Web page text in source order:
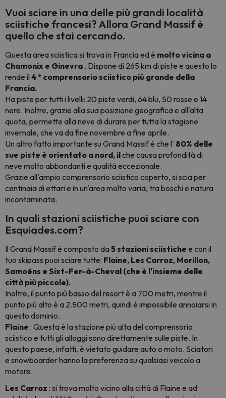
Vuoi sciare in una delle più grandi località
sciistiche francesi? Allora Grand Massifè
quello che stai cercando.
Questa area sciistica si trova in Francia ed è molto vicina a
Chamonix e Ginevra . Dispone di 265 km di piste e questo lo
rende il 4 ° comprensorio sciistico più grande della
Francia.
Ha piste per tutti i livelli: 20 piste verdi, 64 blu, 50 rosse e 14
nere. Inoltre, grazie alla sua posizione geografica e all'alta
quota, permette alla neve di durare per tutta la stagione
invernale, che va da fine novembre a fine aprile.
Un altro fatto importante su Grand Massif è che l' 80% delle
sue piste è orientato a nord, ilche causa profondità di
neve molto abbondanti e qualità eccezionale.
Grazie all'ampio comprensorio sciistico coperto, si scia per
centinaia di ettari e in un'area molto varia, tra boschi e natura
incontaminata.
In quali stazioni sciistiche puoi sciare con
Esquiades.com?
Il Grand Massif è composto da5 stazioni sciistiche e con il
tuo skipass puoi sciare tutte: Flaine, Les Carroz, Morillon,
Samoëns e Sixt-Fer-à-Cheval (che è l'insieme delle
città più piccole).
Inoltre, il punto più basso del resort è a 700 metri, mentre il
punto più alto è a 2.500 metri, quindi è impossibile annoiarsi in
questo dominio.
Flaine : Questa è la stazione più alta del comprensorio
sciistico e tutti gli alloggi sono direttamente sulle piste. In
questo paese, infatti, è vietato guidare auto o moto. Sciatori
e snowboarderhanno la preferenza su qualsiasi veicolo a
motore.
Les Carroz : si trova molto vicino alla città di Flaine e ad